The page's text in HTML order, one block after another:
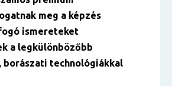
meg a képzés
ismereteket
a legkülönbözőbb
borászati technológiákkal